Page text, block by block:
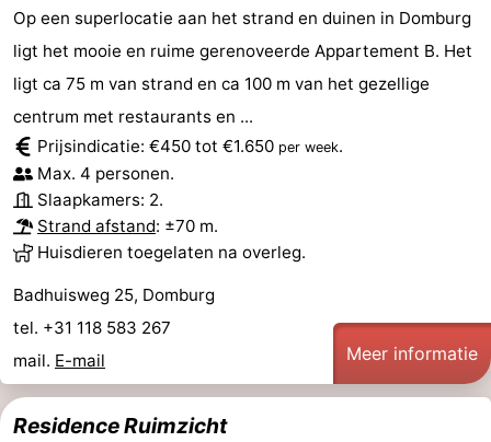
minutes
Strand
Zien
&
doen
Bezienswaardigheden
-
Musea
Monumenten
-
Molens
-
Vuurtorens
-
Op een superlocatie aan het strand en duinen in Domburg
ligt het mooie en ruime gerenoveerde Appartement B. Het
ligt ca 75 m van strand en ca 100 m van het gezellige
centrum met restaurants en ...
Prijsindicatie: €450 tot €1.650 per week.
Max. 4 personen.
Slaapkamers: 2.
Strand afstand: ±70 m.
Huisdieren toegelaten na overleg.
Badhuisweg 25, Domburg
tel. +31 118 583 267
mail. E-mail Meer informatie
Residence Ruimzicht